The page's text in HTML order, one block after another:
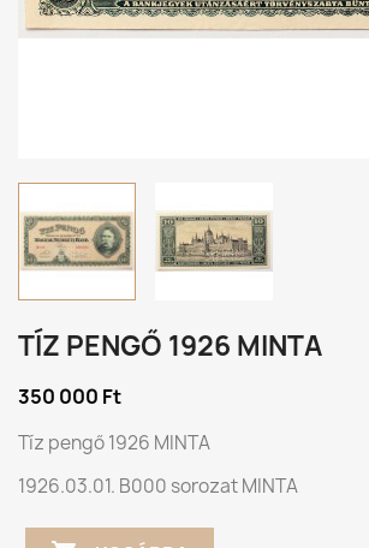
TÍZ PENGŐ 1926 MINTA
350 000 Ft
Tíz pengő 1926 MINTA
1926.03.01. B000 sorozat MINTA